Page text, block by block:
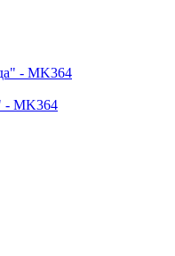
- MK364